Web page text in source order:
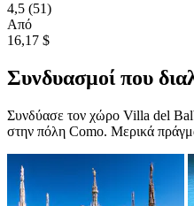
4,5 (51)
Από
16,17 $
Συνδυασμοί που
Συνδύασε τον χώρο Villa del
στην πόλη Como. Μερικά